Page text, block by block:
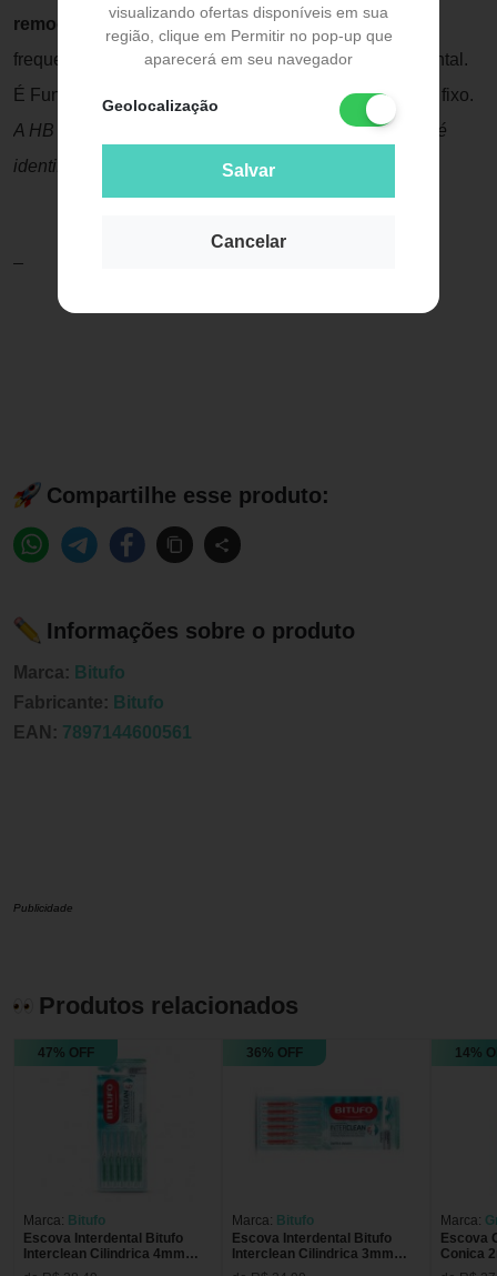
visualizando ofertas disponíveis em sua
região, clique em Permitir no pop-up que
aparecerá em seu navegador
Geolocalização
Salvar
Cancelar
remoção completa da placa bacteriana . Seu uso
frequente reduz o risco da gengivite e da cárie interdental.
É Fundamental para usuários de aparelho ortodôntico fixo.
A HB Ultrafina possui cerdas com 1mm de diâmetro e é
identificada pelo cabo na cor branca
Compartilhe esse produto:
Informações sobre o produto
Marca: Bitufo
Fabricante: Bitufo
EAN: 7897144600561
Publicidade
Produtos relacionados
47% OFF
Marca: Bitufo
Escova Interdental Bitufo
Interclean Cilindrica 4mm
6unVerde
36% OFF
Marca: Bitufo
Escova Interdental Bitufo
Interclean Cilindrica 3mm
06un VM
14%
Marca:
Escova
Conica